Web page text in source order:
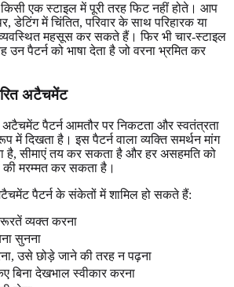
एक स्टाइल में पूरी तरह फिट नहीं होते। आप
डेटिंग में चिंतित, परिवार के साथ परिहारक या
महसूस कर सकते हैं। फिर भी चार-स्टाइल
उन पैटर्न को भाषा देता है जो वरना भ्रमित कर
अटैचमेंट
अटैचमेंट पैटर्न आमतौर पर निकटता और स्वतंत्रता
में दिखता है। इस पैटर्न वाला व्यक्ति समर्थन मांग
है, सीमाएं तय कर सकता है और हर असहमति को
की मरम्मत कर सकता है।
पैटर्न के संकेतों में शामिल हो सकते हैं:
व्यक्त करना
सुनना
उसे छोड़े जाने की तरह न पढ़ना
देखभाल स्वीकार करना